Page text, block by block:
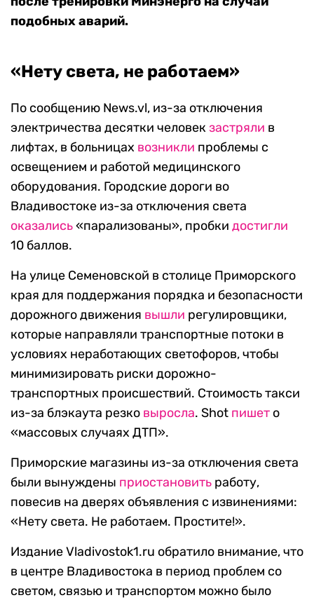
подобных аварий.
«Нету света, не работаем»
По сообщению News.vl, из-за отключения
электричества десятки человекзастряли в
лифтах, в больницах возникли проблемы с
освещением и работой медицинского
оборудования. Городские дороги во
Владивостоке из-за отключения света
оказались«парализованы», пробки достигли
10 баллов.
На улице Семеновской в столице Приморского
края для поддержания порядка и безопасности
дорожного движения вышли регулировщики,
которые направляли транспортные потоки в
условиях неработающих светофоров, чтобы
минимизировать риски дорожно-
транспортных происшествий. Стоимость такси
из-за блэкаута резко выросла. Shot пишет о
«массовых случаях ДТП».
Приморские магазины из-за отключения света
были вынуждены приостановить работу,
повесив на дверях объявления с извинениями:
«Нету света. Не работаем. Простите!».
Издание Vladivostok1.ru обратило внимание, что
в центре Владивостока в период проблем со
светом, связью и транспортом можно было